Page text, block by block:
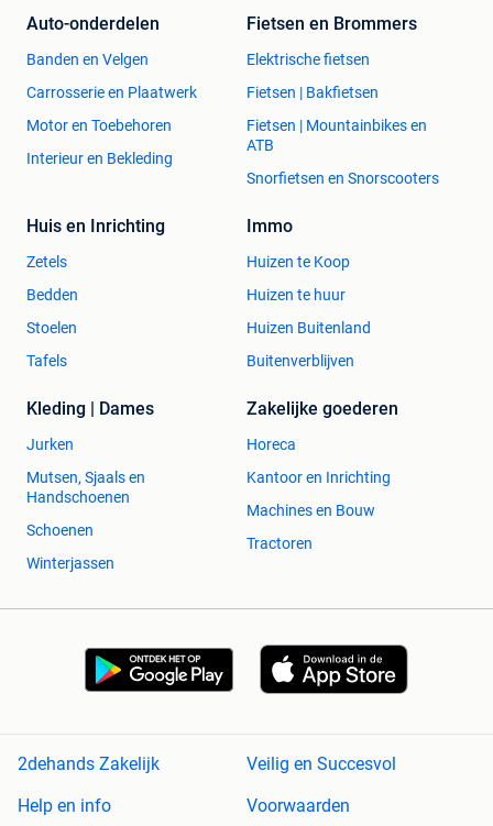
Auto-onderdelen
Banden en Velgen
Carrosserie en Plaatwerk
Motor en Toebehoren
Interieur en Bekleding
Fietsen en Brommers
Elektrische fietsen
Fietsen | Bakfietsen
Fietsen | Mountainbikes en
ATB
Snorfietsen en Snorscooters
Huis en Inrichting
Zetels
Bedden
Stoelen
Tafels
Immo
Huizen te Koop
Huizen te huur
Huizen Buitenland
Buitenverblijven
Kleding | Dames
Jurken
Mutsen, Sjaals en
Handschoenen
Schoenen
Winterjassen
Zakelijke goederen
Horeca
Kantoor en Inrichting
Machines en Bouw
Tractoren
2dehands Zakelijk
Veilig en Succesvol
Help en info
Voorwaarden